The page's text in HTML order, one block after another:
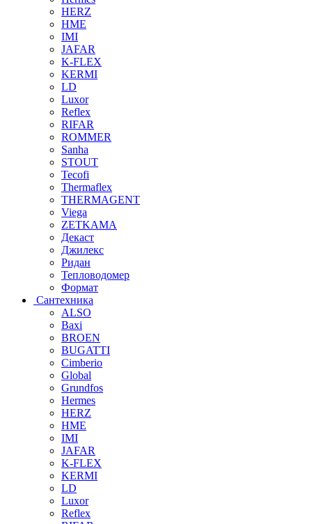
HERZ
HME
IMI
JAFAR
K-FLEX
KERMI
LD
Luxor
Reflex
RIFAR
ROMMER
Sanha
STOUT
Tecofi
Thermaflex
THERMAGENT
Viega
ZETKAMA
Декаст
Джилекс
Ридан
Тепловодомер
Формат
Сантехника
ALSO
Baxi
BROEN
BUGATTI
Cimberio
Global
Grundfos
Hermes
HERZ
HME
IMI
JAFAR
K-FLEX
KERMI
LD
Luxor
Reflex